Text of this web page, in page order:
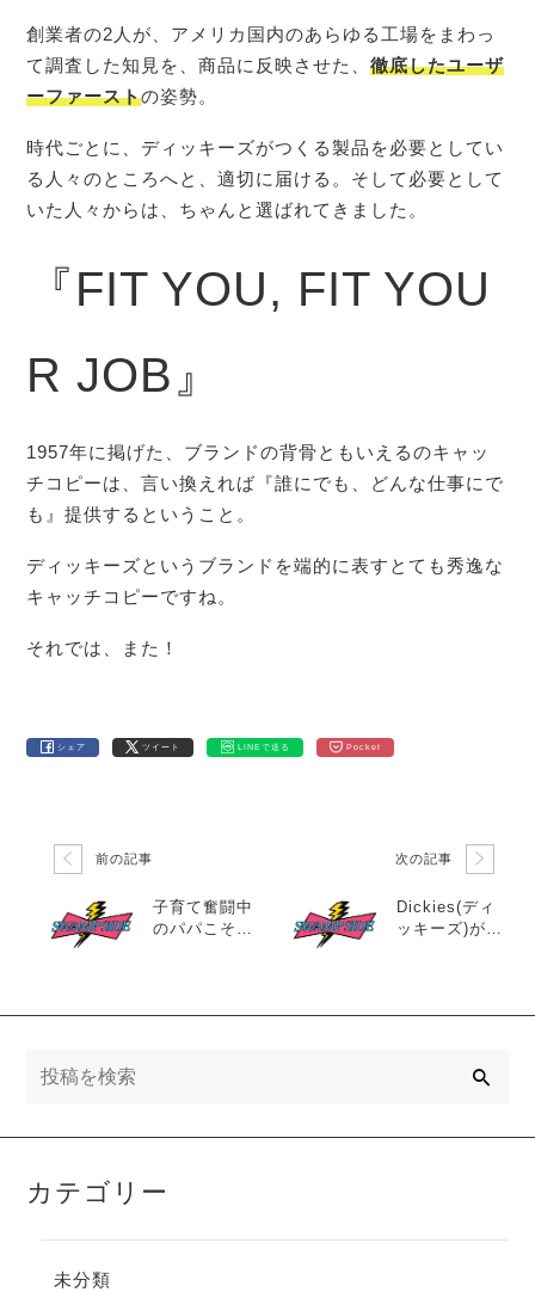
創業者の2人が、アメリカ国内のあらゆる工場をまわっ
て調査した知見を、商品に反映させた、徹底したユーザ
ーファーストの姿勢。
時代ごとに、ディッキーズがつくる製品を必要としてい
る人々のところへと、適切に届ける。そして必要として
いた人々からは、ちゃんと選ばれてきました。
『FIT YOU, FIT YOU
R JOB』
1957年に掲げた、ブランドの背骨ともいえるのキャッ
チコピーは、言い換えれば『誰にでも、どんな仕事にで
も』提供するということ。
ディッキーズというブランドを端的に表すとても秀逸な
キャッチコピーですね。
それでは、また！
シェア ツイート LINEで送る Pocket
前の記事
子育て奮闘中
のパパこそ、
由
次の記事
Dickies(ディ
ッキーズ)が採
ぎる件
カテゴリー
未分類